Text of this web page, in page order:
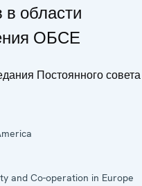
в области
ОБСЕ
Постоянного совета
and Co-operation in Europe